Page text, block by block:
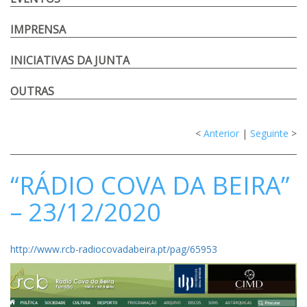
IMPRENSA
INICIATIVAS DA JUNTA
OUTRAS
< Anterior | Seguinte >
“RÁDIO COVA DA BEIRA”
– 23/12/2020
http://www.rcb-radiocovadabeira.pt/pag/65953